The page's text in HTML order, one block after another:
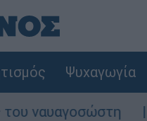
Ψυχαγωγία
Συναγερμός